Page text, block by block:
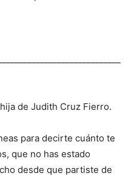
de Judith Cruz Fierro.
para decirte cuánto te
que no has estado
desde que partiste de